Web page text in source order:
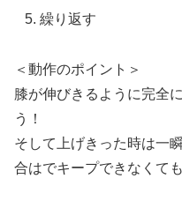
繰り返す
＜動作のポイント＞
膝が伸びきるように完全
う！
そして上げきった時は一
合はでキープできなくても